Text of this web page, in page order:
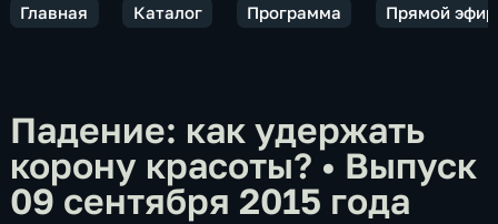
Главная Каталог Программа Прямой эфир
Падение: как удержать
корону красоты?• Выпуск
09 сентября 2015 года